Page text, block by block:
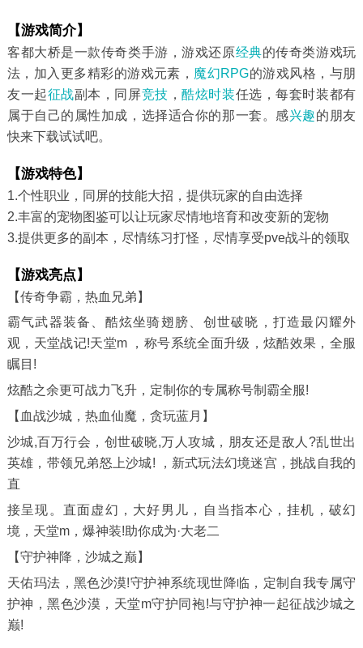
【游戏简介】
客都大桥是一款传奇类手游，游戏还原经典的传奇类游戏玩
法，加入更多精彩的游戏元素， 魔幻RPG的游戏风格，与朋
友一起征战副本，同屏竞技 ，酷炫时装任选，每套时装都有
属于自己的属性加成，选择适合你的那一套。感兴趣的朋友
快来下载试试吧。
【游戏特色】
1.个性职业，同屏的技能大招，提供玩家的自由选择
2.丰富的宠物图鉴可以让玩家尽情地培育和改变新的宠物
3.提供更多的副本，尽情练习打怪，尽情享受pve战斗的领取
【游戏亮点】
【传奇争霸，热血兄弟】
霸气武器装备、酷炫坐骑翅膀、创世破晓，打造最闪耀外
观，天堂战记!天堂m ，称号系统全面升级，炫酷效果，全服
瞩目!
炫酷之余更可战力飞升，定制你的专属称号制霸全服!
【血战沙城，热血仙魔，贪玩蓝月】
沙城,百万行会，创世破晓,万人攻城，朋友还是敌人?乱世出
英雄，带领兄弟怒上沙城! ，新式玩法幻境迷宫，挑战自我的
直
接呈现。直面虚幻，大好男儿，自当指本心，挂机，破幻
境，天堂m，爆神装!助你成为·大老二
【守护神降，沙城之巅】
天佑玛法，黑色沙漠!守护神系统现世降临，定制自我专属守
护神，黑色沙漠，天堂m守护同袍!与守护神一起征战沙城之
巅!